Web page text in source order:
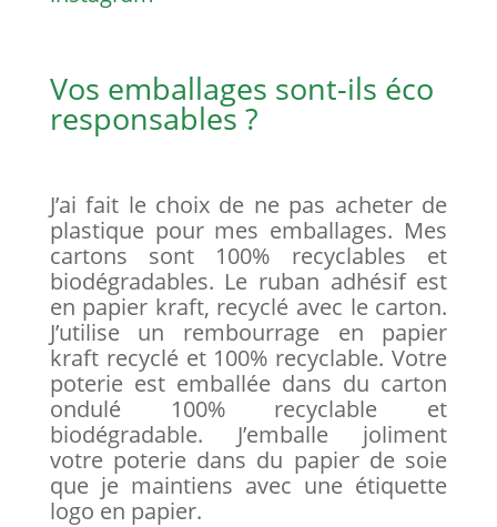
Vos emballages sont-ils éco
responsables ?
J’ai fait le choix de ne pas acheter de
plastique pour mes emballages. Mes
cartons sont 100% recyclables et
biodégradables. Le ruban adhésif est
en papier kraft, recyclé avec le carton.
J’utilise un rembourrage en papier
kraft recyclé et 100% recyclable. Votre
poterie est emballée dans du carton
ondulé 100% recyclable et
biodégradable. J’emballe joliment
votre poterie dans du papier de soie
que je maintiens avec une étiquette
logo en papier.